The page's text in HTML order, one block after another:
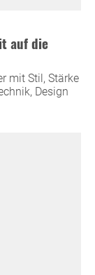
auf die
mit Stil, Stärke
Design